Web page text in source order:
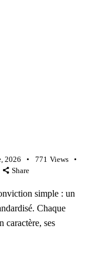
2026 771 Views
Share
simple : un
Chaque
caractère, ses